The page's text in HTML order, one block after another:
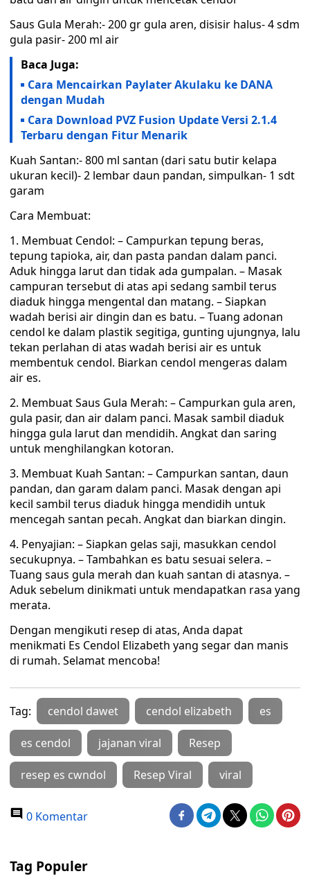
Saus Gula Merah:- 200 gr gula aren, disisir halus- 4 sdm
gula pasir- 200 ml air
Baca Juga:
Cara Mencairkan Paylater Akulaku ke DANA
dengan Mudah
Cara Download PVZ Fusion Update Versi 2.1.4
Terbaru dengan Fitur Menarik
Kuah Santan:- 800 ml santan (dari satu butir kelapa
ukuran kecil)- 2 lembar daun pandan, simpulkan- 1 sdt
garam
Cara Membuat:
1. Membuat Cendol: – Campurkan tepung beras,
tepung tapioka, air, dan pasta pandan dalam panci.
Aduk hingga larut dan tidak ada gumpalan. – Masak
campuran tersebut di atas api sedang sambil terus
diaduk hingga mengental dan matang. – Siapkan
wadah berisi air dingin dan es batu. – Tuang adonan
cendol ke dalam plastik segitiga, gunting ujungnya, lalu
tekan perlahan di atas wadah berisi air es untuk
membentuk cendol. Biarkan cendol mengeras dalam
air es.
2. Membuat Saus Gula Merah: – Campurkan gula aren,
gula pasir, dan air dalam panci. Masak sambil diaduk
hingga gula larut dan mendidih. Angkat dan saring
untuk menghilangkan kotoran.
3. Membuat Kuah Santan: – Campurkan santan, daun
pandan, dan garam dalam panci. Masak dengan api
kecil sambil terus diaduk hingga mendidih untuk
mencegah santan pecah. Angkat dan biarkan dingin.
4. Penyajian: – Siapkan gelas saji, masukkan cendol
secukupnya. – Tambahkan es batu sesuai selera. –
Tuang saus gula merah dan kuah santan di atasnya. –
Aduk sebelum dinikmati untuk mendapatkan rasa yang
merata.
Dengan mengikuti resep di atas, Anda dapat
menikmati Es Cendol Elizabeth yang segar dan manis
di rumah. Selamat mencoba!
Tag: cendol dawet cendol elizabeth es
es cendol jajanan viral Resep
resep es cwndol Resep Viral viral
0 Komentar
Tag Populer